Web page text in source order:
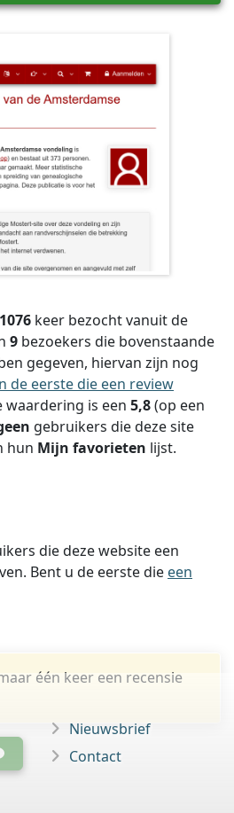
1076 keer bezocht vanuit de
9 bezoekers die bovenstaande
gegeven, hiervan zijn nog
de eerste die een review
waardering is een 5,8(op een
gebruikers die deze site
hun Mijn favorieten lijst.
die deze website een
Bent u de eerste die een
één keer een recensie
Nieuwsbrief
Contact